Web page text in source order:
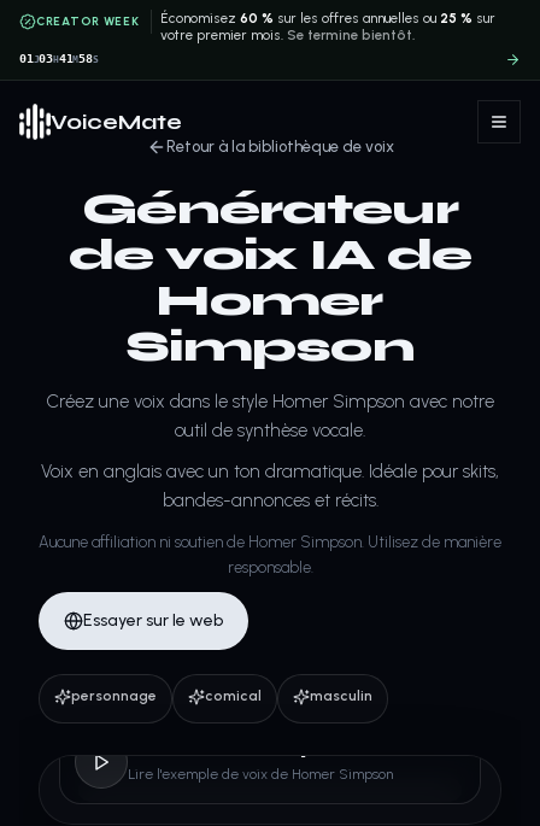
CREATOR WEEK Économisez60 % sur les offres annuelles ou 25 % sur
votre premier mois. Se termine bientôt.
01J03H 41M58S
VoiceMate
Retour à la bibliothèque de voix
Générateur
de voix IA de
Homer
Simpson
Créez une voix dans le style Homer Simpson avec notre
outil de synthèse vocale.
Voix en anglais avec un ton dramatique. Idéale pour skits,
bandes-annonces et récits.
Aucune affiliation ni soutien de Homer Simpson. Utilisez de manière
responsable.
Essayer sur le web
personnage comical masculin
Lire l'exemple de voix de Homer Simpson